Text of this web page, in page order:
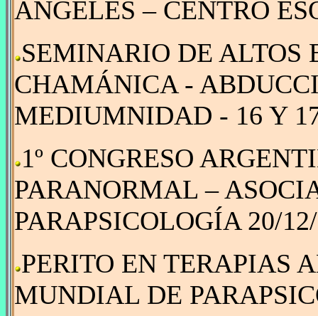
ÁNGELES – CENTRO
SEMINARIO DE ALTOS
CHAMÁNICA -
MEDIUMNIDAD - 16 Y
1º CONGRESO
PARANORMAL –
PARAPSICOLOGÍA 20/
PERITO EN TERAPIAS
MUNDIAL DE